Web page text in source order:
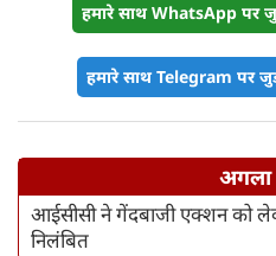
हमारे साथ WhatsApp पर
हमारे साथ Telegram पर
आईसीसी ने गेंदबाजी एक्शन को
निलंबित